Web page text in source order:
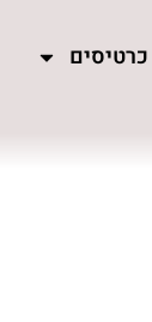
כרטיסים